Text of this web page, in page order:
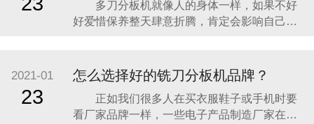
多刀分板机就像人的身体一样，如果不好
好爱惜保养整天肆意折腾，肯定会影响自己的
也需要我们去爱惜去保养它，这样才能够保证
分板机能够更长久的为我们的工作服务。本文
将和大家一起学习影响分板机使用寿命的一些
因素，以便在以后使
2021-01
23
怎么选择好的铣刀分板机品牌？
正如我们很多人在买衣服鞋子或手机时要
看厂家品牌一样，一些电子产品制造厂家在选